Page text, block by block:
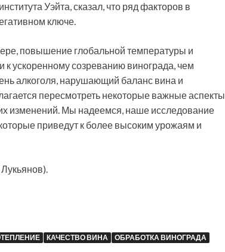
Уэйта, сказал, что ряд факторов в
ключе.
повышение глобальной температуры и
к ускоренному созреванию винограда, чем
алкоголя, нарушающий баланс вина и
пересмотреть некоторые важные аспекты
изменений. Мы надеемся, наше исследование
приведут к более высоким урожаям и
КАЧЕСТВО ВИНА
ОБРАБОТКА ВИНОГРАДА